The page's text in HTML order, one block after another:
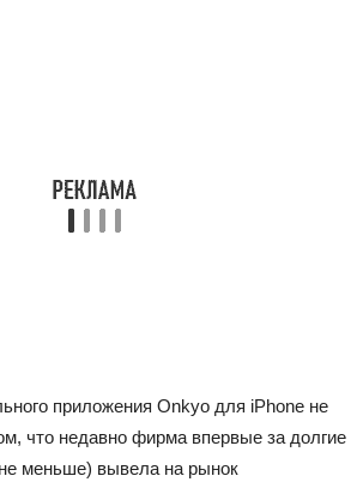
приложения Onkyo для iPhone не
что недавно фирма впервые за долгие
меньше) вывела на рынок